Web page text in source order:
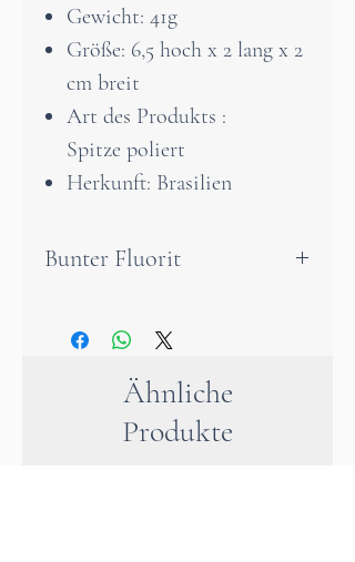
Gewicht: 41g
Größe: 6,5 hoch x 2 lang x 2
cm breit
Art des Produkts :
Spitze poliert
Herkunft: Brasilien
Bunter Fluorit
die Wirkung fast aller
Heilsteine in sich vereinen
und zur inneren Harmonie
verhelfen. Er soll zur
Ähnliche
Produkte